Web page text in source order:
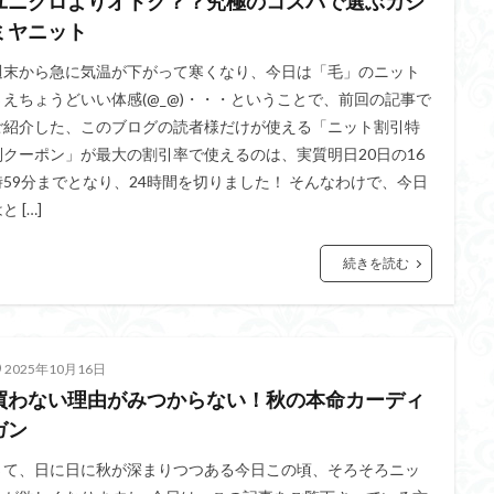
ヤニット
末から急に気温が下がって寒くなり、今日は「毛」のニット
ちょうどいい体感(@_@)・・・ということで、前回の記事で
紹介した、このブログの読者様だけが使える「ニット割引特
クーポン」が最大の割引率で使えるのは、実質明日20日の16
59分までとなり、24時間を切りました！ そんなわけで、今日
と […]
続きを読む
2025年10月16日
わない理由がみつからない！秋の本命カーディ
ン
て、日に日に秋が深まりつつある今日この頃、そろそろニッ